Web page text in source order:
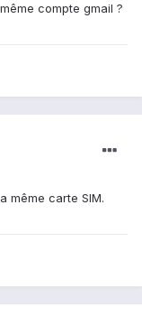
compte gmail ?
même carte SIM.